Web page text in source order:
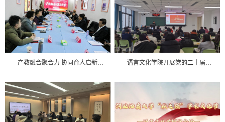
产教融合聚合力 协同育人启新篇——语言文化学院参加河北地质大学山海论坛（国际）座谈会 语言文化学院开展党的二十届四中全会精神宣讲活动